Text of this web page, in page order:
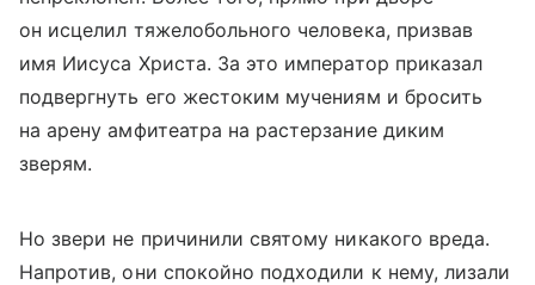
он исцелил тяжелобольного человека, призвав
имя Иисуса Христа. За это император приказал
подвергнуть его жестоким мучениям и бросить
на арену амфитеатра на растерзание диким
зверям.
Но звери не причинили святому никакого вреда.
Напротив, они спокойно подходили к нему, лизали